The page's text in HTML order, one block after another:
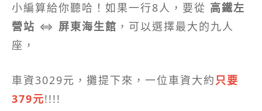
小編算給你聽哈！如果一行8人，要從 高鐵左
營站 ⇔ 屏東海生館 ，可以選擇最大的九人
座，
車資3029元，攤提下來，一位車資大約只要
379元!!!!